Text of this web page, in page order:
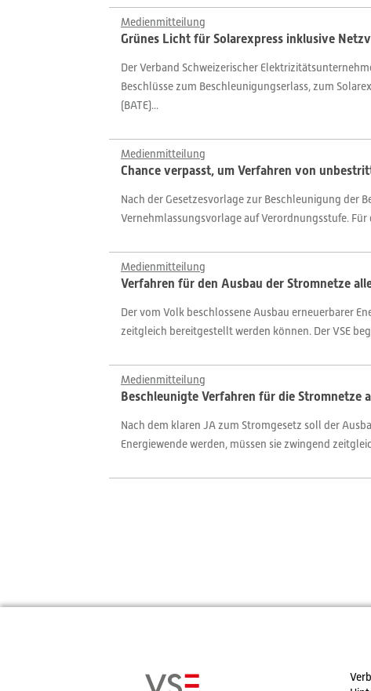
Medienmitteilung
Grünes Licht für Solarexpress inklusive
Der Verband Schweizerischer
Beschlüsse zum Beschleunigungserlass, zum
(BATE)...
Medienmitteilung
Chance verpasst, um Verfahren von
Nach der Gesetzesvorlage zur Beschleunigung der
Vernehmlassungsvorlage auf Verordnungsstufe.
Medienmitteilung
Verfahren für den Ausbau der Stromnetze
Der vom Volk beschlossene Ausbau erneuerbarer
zeitgleich bereitgestellt werden können. Der VSE
Medienmitteilung
Beschleunigte Verfahren für die Stromnetze
Nach dem klaren JA zum Stromgesetz soll der
Energiewende werden, müssen sie zwingend